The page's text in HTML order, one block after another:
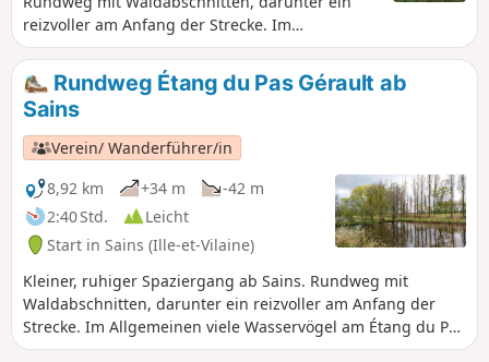
reizvoller am Anfang der Strecke. Im
Allgemeinen gibt es am Étang du Pas Gérault
viele Wasservögel, insbesondere im Herbst. Auf
dieser Wanderung entdecken Sie die Route des
Chênes mit zahlreichen bemerkenswerten
Bäumen, darunter die Eiche der Freiheit.
Rundweg Étang du Pas Gérault ab
Sains
Verein/ Wanderführer/in
8,92 km
+34 m
-42 m
2:40 Std.
Leicht
Start in Sains (Ille-et-Vilaine)
Kleiner, ruhiger Spaziergang ab Sains. Rundweg mit
Waldabschnitten, darunter ein reizvoller am Anfang der
Strecke. Im Allgemeinen viele Wasservögel am Étang du Pas
Gérault, insbesondere im Herbst.